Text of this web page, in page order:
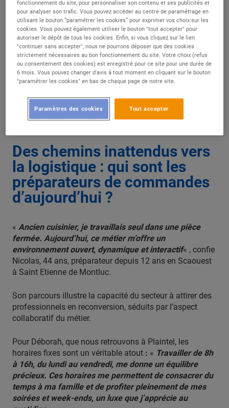
Alliant rapidité d’exécution et sens du détail,
ces femmes et hommes sont au centre de la
chaîne logistique de la grande distribution.
Trois d’entre eux témoignent de leur
réinventer face aux nouvelles exigences du
commerce moderne.
Des chemins inattendus vers
la logistique : qui sont les
préparateurs de commandes
d’aujourd’hui ?
« Ancien cuisinier, je travaillais seul dans une pièce
fermée. Aujourd’hui, ce métier m’offre un
environnement ouvert, dynamique et interactif« , confie
Nicolas, 44 ans, préparateur depuis 12 ans en Scaouest
à Saint Etienne de Montluc.
Son parcours illustre la capacité du secteur à attirer des
professionnels en reconversion, séduits par l’aspect
collaboratif du métier.
Pour Déborah, que nous retrouvons à Plaintel, les
horaires fixes sont un véritable atout : « Travailler de 8h
à 16h, du lundi au vendredi, me donne un équilibre
précieux. Ces horaires me permettent de consacrer du
temps à ma famille et de profiter pleinement de mes
soirées et week-ends, un luxe que j’apprécie au
fonctionnement du site, pour personnaliser son contenu et ses publicités et
pour analyser son trafic. Vous pouvez accéder au centre de paramétrage en
utilisant le bouton “paramétrer les cookies” pour exprimer vos choix sur les
cookies. Vous pouvez également utiliser le bouton "tout accepter" pour
autoriser le dépôt de tous les cookies. Enfin, si vous cliquez sur le lien
"continuer sans accepter", nous ne pourrons déposer que des cookies
strictement nécessaires au bon fonctionnement du site. Votre choix (refus
ou consentement des cookies) est enregistré pour ce site pour une durée de
6 mois. Vous pouvez changer d'avis à tout moment en cliquant sur le bouton
"paramétrer les cookies" en bas de chaque page de notre site.
Tout accepter
Paramètres des cookies